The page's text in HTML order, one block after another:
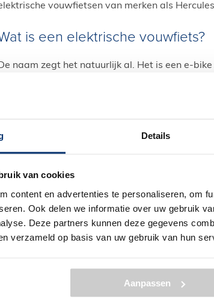
Details
van cookies
content en advertenties te personaliseren, om
Ook delen we informatie over uw gebruik
Deze partners kunnen deze gegevens
verzameld op basis van uw gebruik van hun
Aanpassen
vouwfietsen van merken als
is een elektrische vouwfiets?
naam zegt het natuurlijk al. Het is een e-
De opvouwbare e-bike wordt dan ook vaak
opvouwbaar is, kun
elektrische motor kun je met deze fiets nu
hard gaat een opvouwbare e-
elektrische vouwfiets gaat 25 kilometer
2 maximale snelheidslimieten zijn.
verplicht om een helm te dragen. Deze speed
afstanden te fietsen. Om deze reden zijn
Wil je een elektrische vouwfiets kopen? Dat
van onze e-vouwfietsen. Vervolgens kies je
kun je heel nauwkeurig